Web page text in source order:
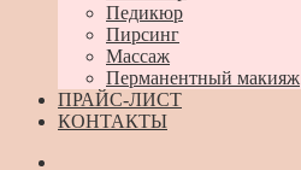
Педикюр
Пирсинг
Массаж
Перманентный макияж
ПРАЙС-ЛИСТ
КОНТАКТЫ